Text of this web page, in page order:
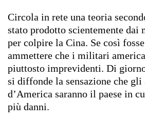
Circola in rete una teoria
stato prodotto scientemente
per colpire la Cina. Se così
ammettere che i militari
piuttosto imprevidenti. Di
si diffonde la sensazione che
d’America saranno il paese in
più danni.